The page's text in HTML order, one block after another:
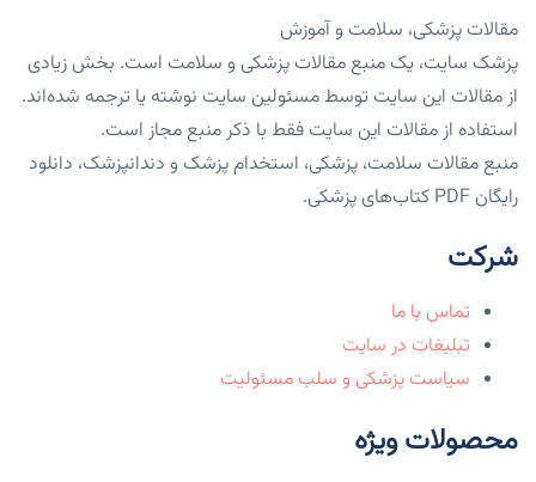
مقالات پزشکی، سلامت و آموزش
پزشک سایت، یک منبع مقالات پزشکی و سلامت است. بخش زیادی
از مقالات این سایت توسط مسئولین سایت نوشته یا ترجمه شده‌اند.
استفاده از مقالات این سایت فقط با ذکر منبع مجاز است.
منبع مقالات سلامت، پزشکی، استخدام پزشک و دندانپزشک، دانلود
رایگان PDF کتاب‌های پزشکی.
شرکت
تماس با ما
تبلیغات در سایت
سیاست پزشکی و سلب مسئولیت
محصولات ویژه